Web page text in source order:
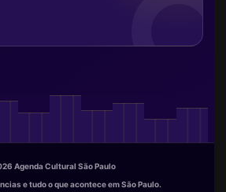
Agenda Cultural São Paulo
e tudo o que acontece em São Paulo.